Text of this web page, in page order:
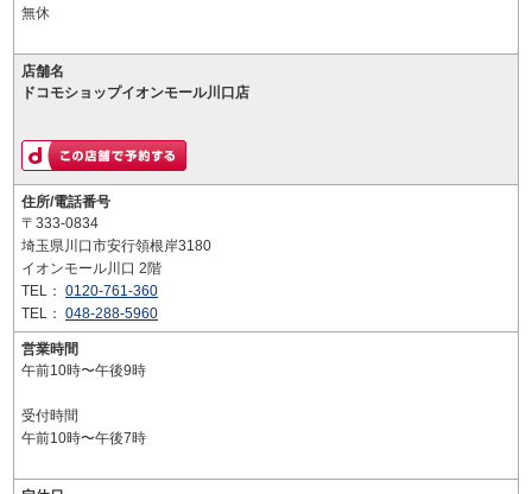
無休
店舗名
ドコモショップイオンモール川口店
住所/電話番号
〒333-0834
埼玉県川口市安行領根岸3180
イオンモール川口 2階
TEL： 0120-761-360
TEL： 048-288-5960
営業時間
午前10時〜午後9時
受付時間
午前10時〜午後7時